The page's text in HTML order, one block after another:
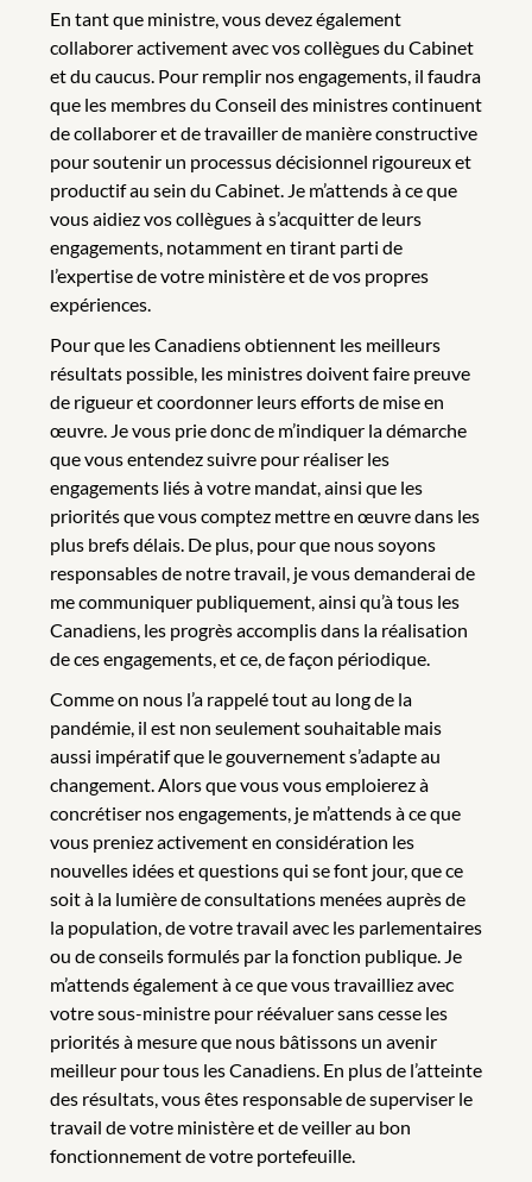
En tant que ministre, vous devez également
collaborer activement avec vos collègues du Cabinet
et du caucus. Pour remplir nos engagements, il faudra
que les membres du Conseil des ministres continuent
de collaborer et de travailler de manière constructive
pour soutenir un processus décisionnel rigoureux et
productif au sein du Cabinet. Je m’attends à ce que
vous aidiez vos collègues à s’acquitter de leurs
engagements, notamment en tirant parti de
l’expertise de votre ministère et de vos propres
expériences.
Pour que les Canadiens obtiennent les meilleurs
résultats possible, les ministres doivent faire preuve
de rigueur et coordonner leurs efforts de mise en
œuvre. Je vous prie donc de m’indiquer la démarche
que vous entendez suivre pour réaliser les
engagements liés à votre mandat, ainsi que les
priorités que vous comptez mettre en œuvre dans les
plus brefs délais. De plus, pour que nous soyons
responsables de notre travail, je vous demanderai de
me communiquer publiquement, ainsi qu’à tous les
Canadiens, les progrès accomplis dans la réalisation
de ces engagements, et ce, de façon périodique.
Comme on nous l’a rappelé tout au long de la
pandémie, il est non seulement souhaitable mais
aussi impératif que le gouvernement s’adapte au
changement. Alors que vous vous emploierez à
concrétiser nos engagements, je m’attends à ce que
vous preniez activement en considération les
nouvelles idées et questions qui se font jour, que ce
soit à la lumière de consultations menées auprès de
la population, de votre travail avec les parlementaires
ou de conseils formulés par la fonction publique. Je
m’attends également à ce que vous travailliez avec
votre sous-ministre pour réévaluer sans cesse les
priorités à mesure que nous bâtissons un avenir
meilleur pour tous les Canadiens. En plus de l’atteinte
des résultats, vous êtes responsable de superviser le
travail de votre ministère et de veiller au bon
fonctionnement de votre portefeuille.